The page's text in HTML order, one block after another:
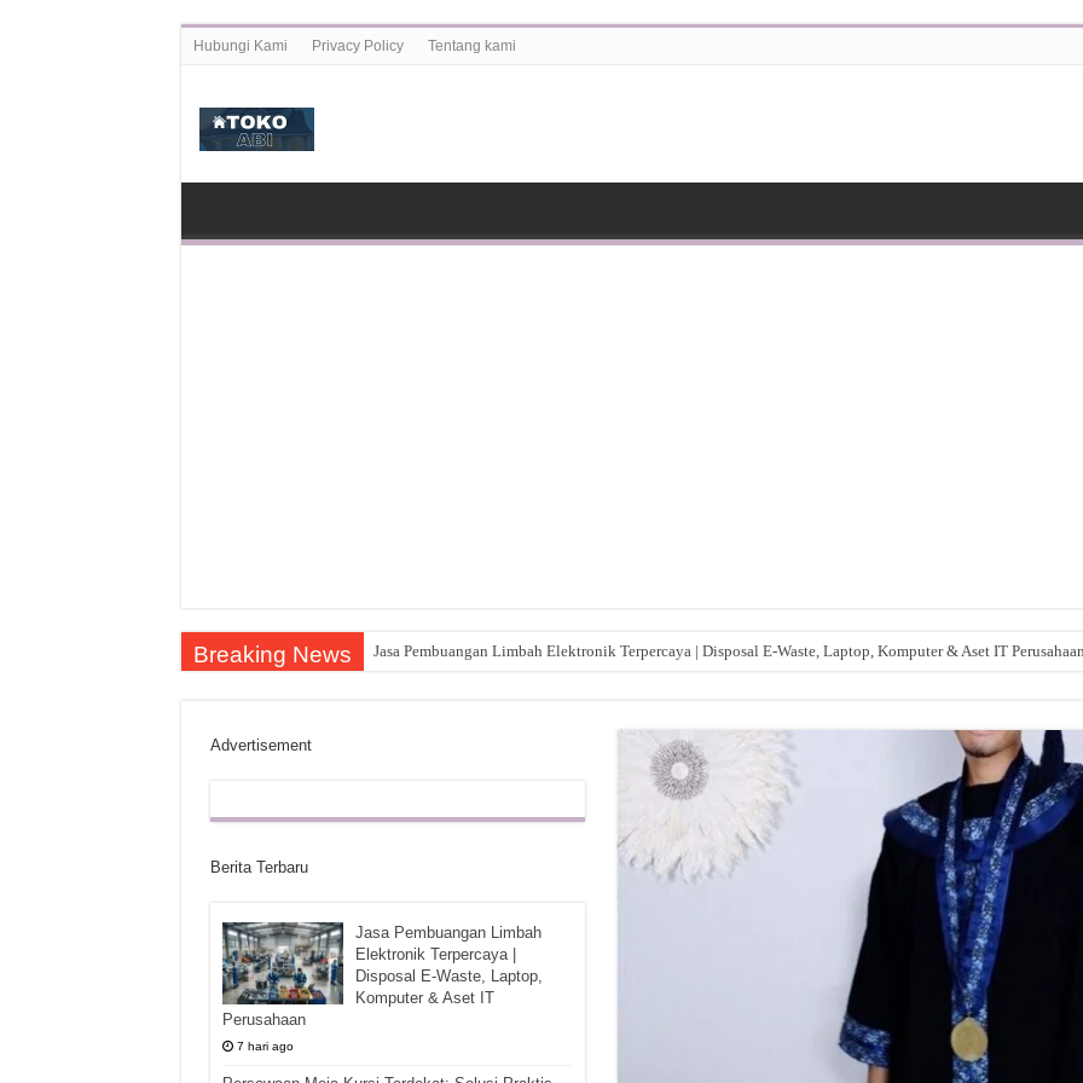
Hubungi Kami Privacy Policy Tentang kami
Breaking News Jasa Pembuangan Limbah Elektronik Terpercaya | Disposal E-Waste, Laptop, Komputer & Aset IT
Advertisement
Berita Terbaru
Jasa Pembuangan Limbah
Elektronik Terpercaya |
Disposal E-Waste, Laptop,
Komputer & Aset IT
Perusahaan
7 hari ago